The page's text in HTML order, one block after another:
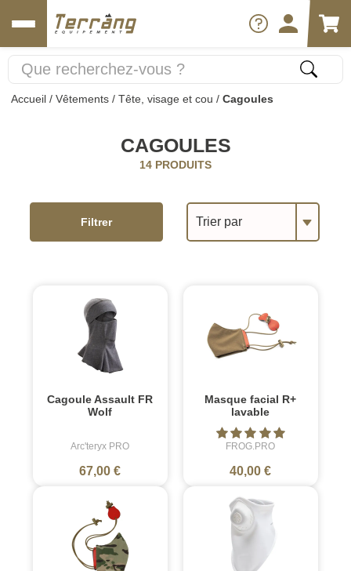
Accueil / Vêtements / Tête, visage et cou / Cagoules
CAGOULES
14 PRODUITS
Trier par
Filtrer
Cagoule Assault FR
Wolf
Arc'teryx PRO
67,00 €
Masque facial R+
lavable
FROG.PRO
40,00 €